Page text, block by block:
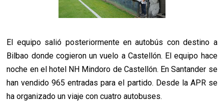
El equipo salió posteriormente en autobús con destino a
Bilbao donde cogieron un vuelo a Castellón. El equipo hace
noche en el hotel NH Mindoro de Castellón. En Santander se
han vendido 965 entradas para el partido. Desde la APR se
ha organizado un viaje con cuatro autobuses.